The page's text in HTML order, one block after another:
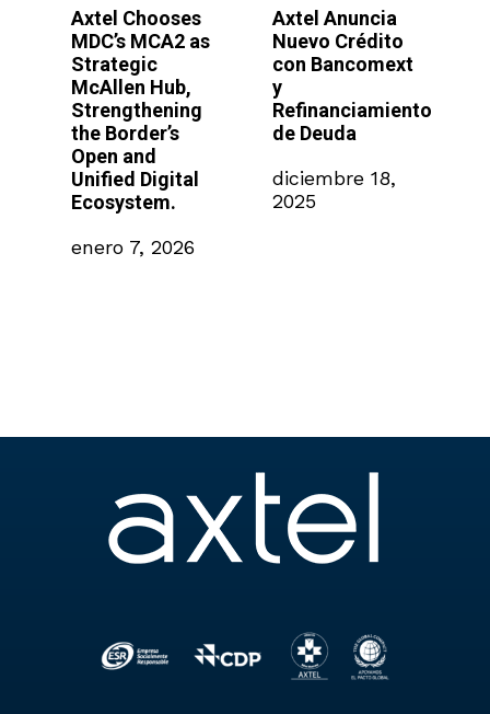
Axtel Chooses
MDC’s MCA2 as
Strategic
McAllen Hub,
Strengthening
the Border’s
Open and
Unified Digital
Ecosystem.
enero 7, 2026
Axtel Anuncia
Nuevo Crédito
con Bancomext
y
Refinanciamiento
de Deuda
diciembre 18,
2025